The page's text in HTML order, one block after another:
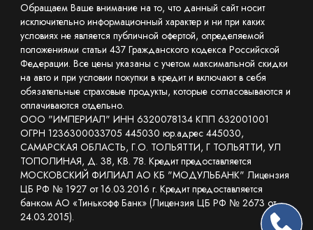
Обращаем Ваше внимание на то, что данный сайт носит
исключительно информационный характер и ни при каких
условиях не является публичной офертой, определяемой
положениями статьи 437 Гражданского кодекса Российской
Федерации. Все цены указаны с учетом максимальной скидки
на авто и при условии покупки в кредит и включают в себя
обязательные страховые продукты, которые согласовываются и
оплачиваются отдельно.
ООО "ИМПЕРИАЛ" ИНН 6320078134 КПП 632001001
ОГРН 1236300033705 445030 юр.адрес 445030,
САМАРСКАЯ ОБЛАСТЬ, Г.О. ТОЛЬЯТТИ, Г ТОЛЬЯТТИ, УЛ
ТОПОЛИНАЯ, Д. 38, КВ. 78. Кредит предоставляется
МОСКОВСКИЙ ФИЛИАЛ АО КБ "МОДУЛЬБАНК" Лицензия
ЦБ РФ № 1927 от 16.03.2016 г. Кредит предоставляется
банком АО «Тинькофф Банк» (Лицензия ЦБ РФ № 2673 от
24.03.2015).